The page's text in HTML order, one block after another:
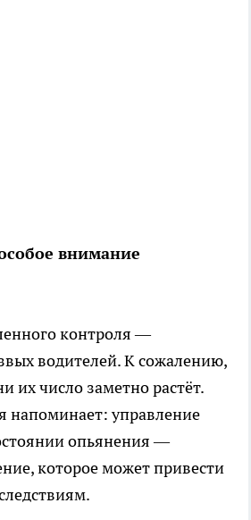
внимание
контроля —
водителей. К сожалению,
их число заметно растёт.
напоминает: управление
опьянения —
которое может привести